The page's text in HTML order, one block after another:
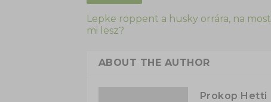
Lepke röppent a husky orrára, na most
mi lesz?
ABOUT THE AUTHOR
Prokop Hetti